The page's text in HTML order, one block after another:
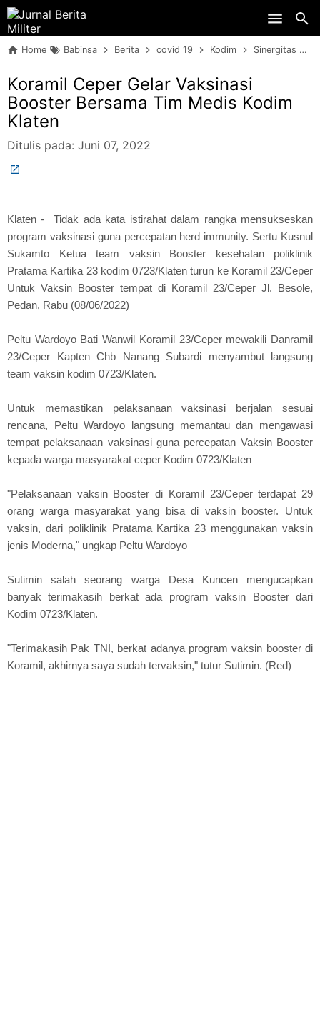
Home Babinsa Berita covid 19 Kodim Sinergitas
Koramil Ceper Gelar Vaksinasi
Booster Bersama Tim Medis Kodim
Klaten
Ditulis pada: Juni 07, 2022
Klaten - Tidak ada kata istirahat dalam rangka mensukseskan
program vaksinasi guna percepatan herd immunity. Sertu Kusnul
Sukamto Ketua team vaksin Booster kesehatan poliklinik
Pratama Kartika 23 kodim 0723/Klaten turun ke Koramil 23/Ceper
Untuk Vaksin Booster tempat di Koramil 23/Ceper Jl. Besole,
Pedan, Rabu (08/06/2022)
Peltu Wardoyo Bati Wanwil Koramil 23/Ceper mewakili Danramil
23/Ceper Kapten Chb Nanang Subardi menyambut langsung
team vaksin kodim 0723/Klaten.
Untuk memastikan pelaksanaan vaksinasi berjalan sesuai
rencana, Peltu Wardoyo langsung memantau dan mengawasi
tempat pelaksanaan vaksinasi guna percepatan Vaksin Booster
kepada warga masyarakat ceper Kodim 0723/Klaten
"Pelaksanaan vaksin Booster di Koramil 23/Ceper terdapat 29
orang warga masyarakat yang bisa di vaksin booster. Untuk
vaksin, dari poliklinik Pratama Kartika 23 menggunakan vaksin
jenis Moderna," ungkap Peltu Wardoyo
Sutimin salah seorang warga Desa Kuncen mengucapkan
banyak terimakasih berkat ada program vaksin Booster dari
Kodim 0723/Klaten.
"Terimakasih Pak TNI, berkat adanya program vaksin booster di
Koramil, akhirnya saya sudah tervaksin," tutur Sutimin. (Red)